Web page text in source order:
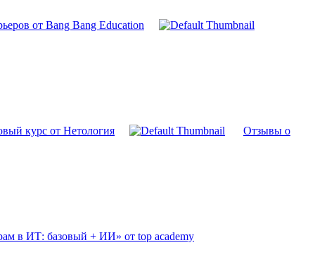
от Bang Bang Education
курс от Нетология Отзывы о
в ИТ: базовый + ИИ» от top academy